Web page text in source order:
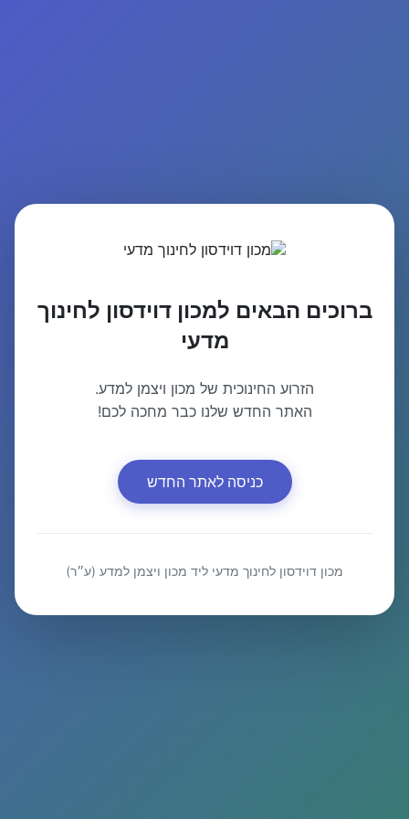
ברוכים הבאים למכון דוידסון לחינוך
מדעי
הזרוע החינוכית של מכון ויצמן למדע.
האתר החדש שלנו כבר מחכה לכם!
כניסה לאתר החדש
מכון דוידסון לחינוך מדעי ליד מכון ויצמן למדע (ע״ר)